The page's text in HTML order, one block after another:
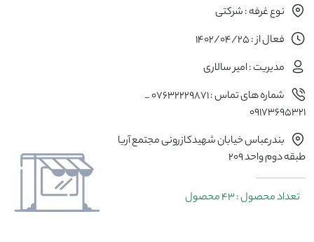
نوع غرفه : شرکتی
فعال از : 1402/04/25
مدیریت : امیر سالاری
شماره های تماس : ۰۷۶۳۲۲۲۹۸۷۱ _
٠۹۱۷۳۶۹۵۳۲1
بندرعباس خیابان شهیدکازرونی مجتمع آریا
طبقه دوم واحد 209
تعداد محصول : 43 محصول